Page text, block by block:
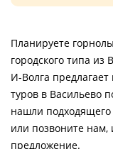
Планируете
городского типа из
И-Волга
туров в Васильево
нашли подходящего
или позвоните
предложение.